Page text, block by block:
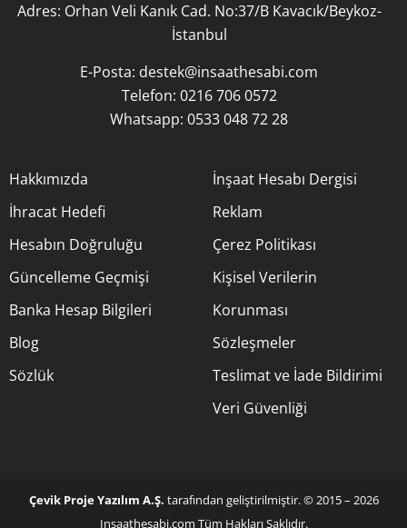
Adres: Orhan Veli Kanık Cad. No:37/B Kavacık/Beykoz-
İstanbul
E-Posta: destek@insaathesabi.com
Telefon: 0216 706 0572
Whatsapp: 0533 048 72 28
Hakkımızda
İhracat Hedefi
Hesabın Doğruluğu
Güncelleme Geçmişi
Banka Hesap Bilgileri
Blog
Sözlük
İnşaat Hesabı Dergisi
Reklam
Çerez Politikası
Kişisel Verilerin
Korunması
Sözleşmeler
Teslimat ve İade Bildirimi
Veri Güvenliği
Çevik Proje Yazılım A.Ş. tarafından geliştirilmiştir. © 2015 – 2026
Insaathesabi.com Tüm Hakları Saklıdır.